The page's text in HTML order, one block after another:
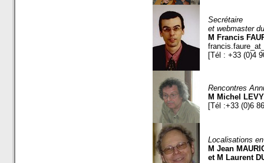
Secrétaire
et webmaster
M Francis
[Tél : +33 (0)4
Rencontres
M Michel LEVY
[Tél :+33 (0)6
Localisations
M Jean
et M Laurent